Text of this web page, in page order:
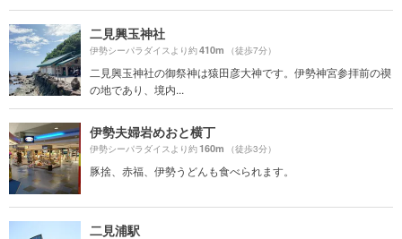
二見興玉神社
伊勢シーパラダイスより約410m （徒歩7分）
二見興玉神社の御祭神は猿田彦大神です。伊勢神宮参拝前の禊
の地であり、境内...
伊勢夫婦岩めおと横丁
伊勢シーパラダイスより約160m （徒歩3分）
豚捨、赤福、伊勢うどんも食べられます。
二見浦駅